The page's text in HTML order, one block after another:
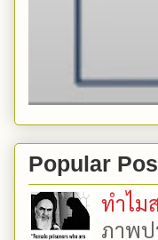
Popular
ทำไม
ภาพป